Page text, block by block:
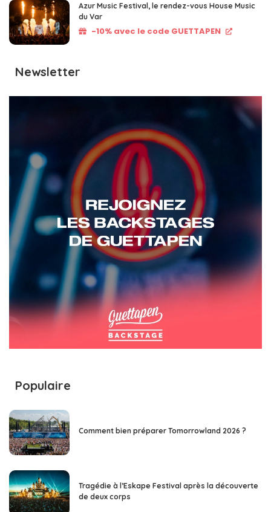
Azur Music Festival, le rendez-vous House Music
du Var
-10% avec le code GUETTAPEN
Newsletter
Populaire
Comment bien préparer Tomorrowland 2026 ?
Tragédie à l’Eskape Festival après la découverte
de deux corps